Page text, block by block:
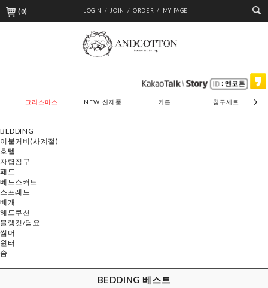
(0) LOGIN / JOIN / ORDER / MY PAGE
크리스마스 NEW!신제품 커튼 침구세트
BEDDING
이불커버(사계절)
호텔
차렵침구
패드
베드스커트
스프레드
베개
헤드쿠션
블랭킷/담요
썸머
윈터
솜
BEDDING 베스트